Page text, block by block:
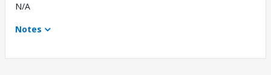
N/A
Notes